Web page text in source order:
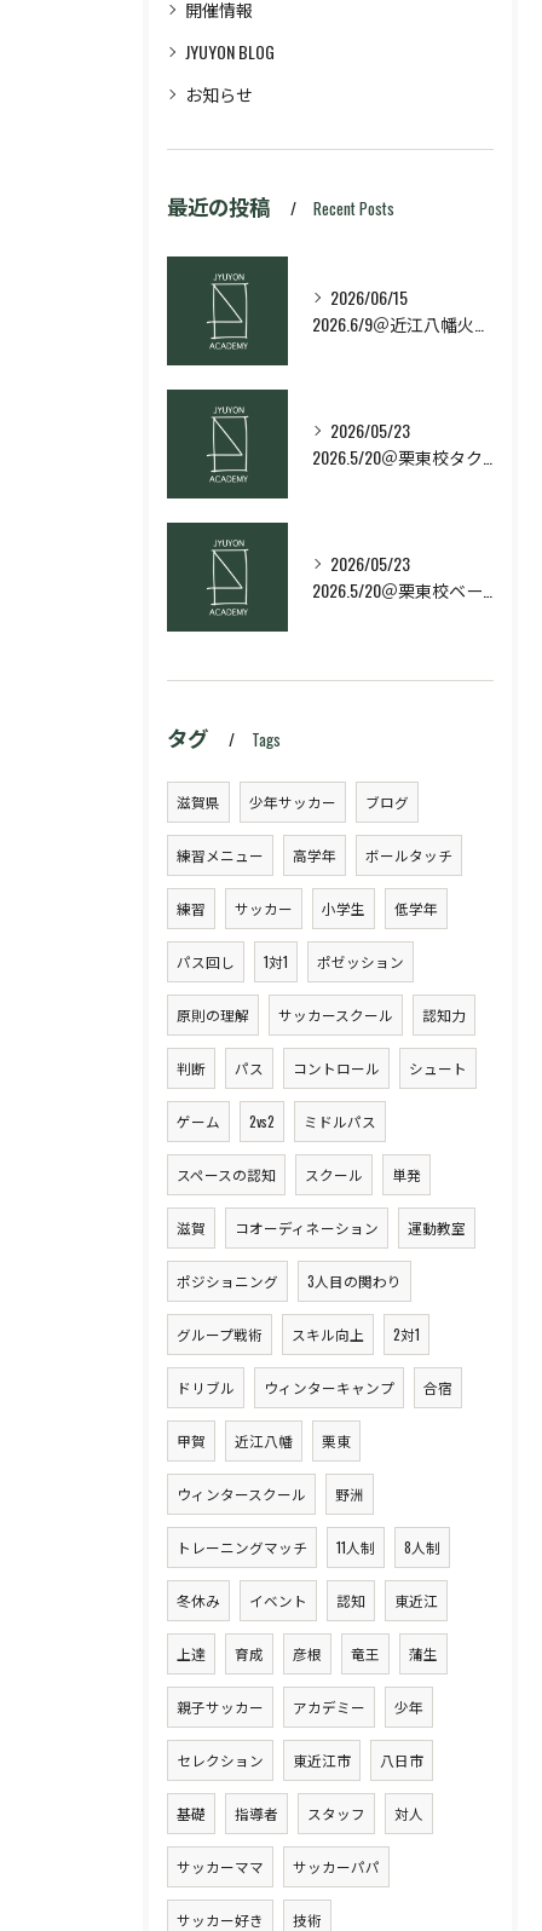
開催情報
JYUYON BLOG
お知らせ
最近の投稿 Recent Posts
2026/06/15
2026/05/23
2026/05/23
タグ Tags
滋賀県 少年サッカー ブログ
練習メニュー 高学年 ボールタッチ
練習 サッカー 小学生 低学年
パス回し 1対1 ポゼッション
原則の理解 サッカースクール 認知力
判断 パス コントロール シュート
ゲーム 2vs2 ミドルパス
スペースの認知 スクール 単発
滋賀 コオーディネーション 運動教室
ポジショニング 3人目の関わり
グループ戦術 スキル向上 2対1
ドリブル ウィンターキャンプ 合宿
甲賀 近江八幡 栗東
ウィンタースクール 野洲
トレーニングマッチ 11人制 8人制
冬休み イベント 認知 東近江
上達 育成 彦根 竜王 蒲生
親子サッカー アカデミー 少年
セレクション 東近江市 八日市
基礎 指導者 スタッフ 対人
サッカーママ サッカーパパ
サッカー好き 技術